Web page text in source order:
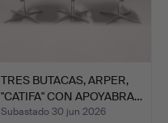
TRES BUTACAS, ARPER,
"CATIFA" CON APOYABRA…
Subastado 30 jun 2026